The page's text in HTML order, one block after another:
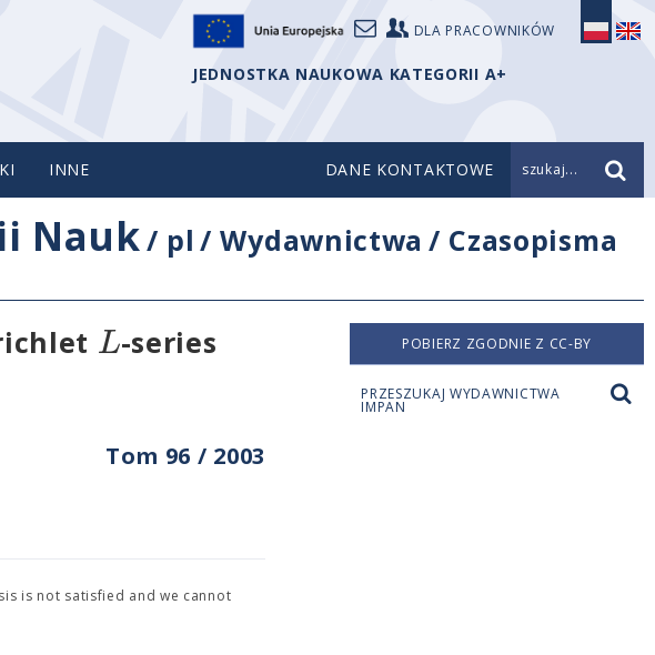
DLA PRACOWNIKÓW
JEDNOSTKA NAUKOWA KATEGORII A+
INNE DANE KONTAKTOWE szukaj...
Nauk/ pl /Wydawnictwa / Czasopisma
L-series
Tom 96 / 2003
is not satisfied and we cannot
POBIERZ ZGODNIE Z CC-BY
PRZESZUKAJ WYDAWNICTWA
IMPAN